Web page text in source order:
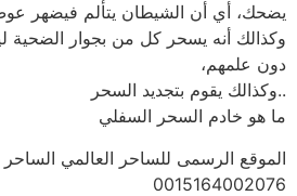
يضحك، أي أن الشيطان يتألم فيضهر
وكذالك أنه يسحر كل من بجوار الضحية
دون علمهم،
..وكذالك يقوم بتجديد السحر
ما هو خادم السحر السفلي
الموقع الرسمى للساحر العالمي
0015164002076